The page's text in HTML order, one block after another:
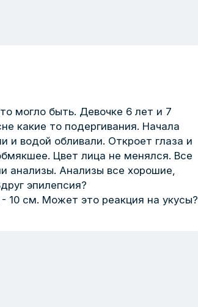
могло быть. Девочке 6 лет и 7
какие то подергивания. Начала
и водой обливали. Откроет глаза и
Цвет лица не менялся. Все
анализы. Анализы все хорошие,
эпилепсия?
10 см. Может это реакция на укусы?